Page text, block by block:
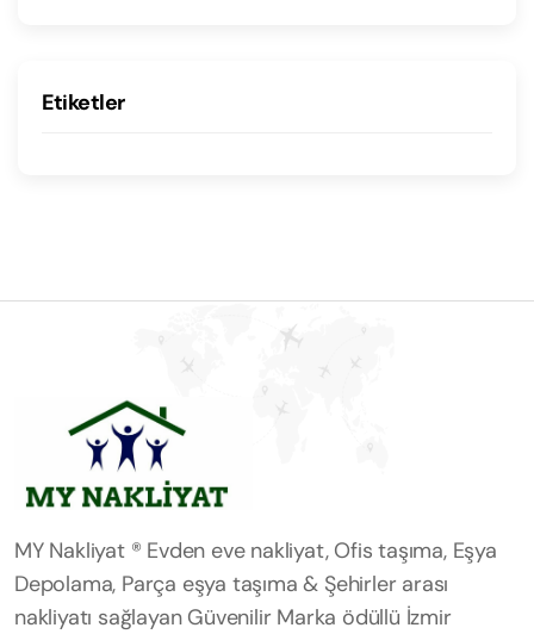
Etiketler
MY Nakliyat ® Evden eve nakliyat, Ofis taşıma, Eşya
Depolama, Parça eşya taşıma & Şehirler arası
nakliyatı sağlayan Güvenilir Marka ödüllü İzmir